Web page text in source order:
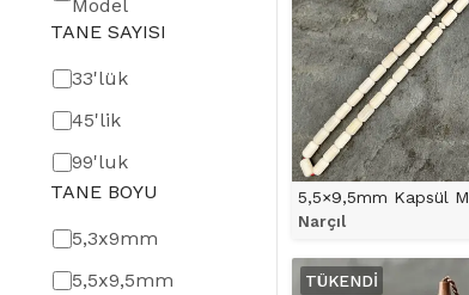
Model
TANE SAYISI
TANE
SAYISI
33'lük
45'lik
99'luk
TANE BOYU
TANE
BOYU
5,3x9mm
5,5x9,5mm
Narçıl
ÜRÜNÜ
TÜKENDI